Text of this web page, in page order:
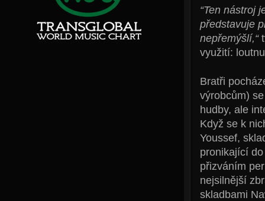
“Ten nástroj
představuje
nepřemýšlí,“
využití:
Bratři
výrobcům)
hudby, ale
Když se k
Youssef,
pronikající
přizváním
nejsilnější
skladbami